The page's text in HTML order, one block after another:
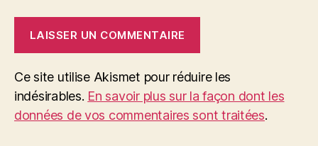
Ce site utilise Akismet pour réduire les
indésirables. En savoir plus sur la façon dont les
données de vos commentaires sont traitées.